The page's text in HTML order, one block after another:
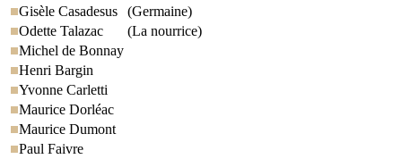
Gisèle Casadesus
(Germaine)
Odette Talazac
(La nourrice)
Michel de Bonnay
Henri Bargin
Yvonne Carletti
Maurice Dorléac
Maurice Dumont
Paul Faivre